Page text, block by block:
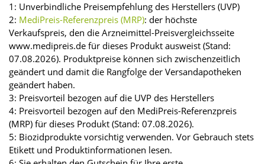
1: Unverbindliche Preisempfehlung des Herstellers (UVP)
2: MediPreis-Referenzpreis (MRP): der höchste
Verkaufspreis, den die Arzneimittel-Preisvergleichsseite
www.medipreis.de für dieses Produkt ausweist (Stand:
07.08.2026). Produktpreise können sich zwischenzeitlich
geändert und damit die Rangfolge der Versandapotheken
geändert haben.
3: Preisvorteil bezogen auf die UVP des Herstellers
4: Preisvorteil bezogen auf den MediPreis-Referenzpreis
(MRP) für dieses Produkt (Stand: 07.08.2026).
5: Biozidprodukte vorsichtig verwenden. Vor Gebrauch stets
Etikett und Produktinformationen lesen.